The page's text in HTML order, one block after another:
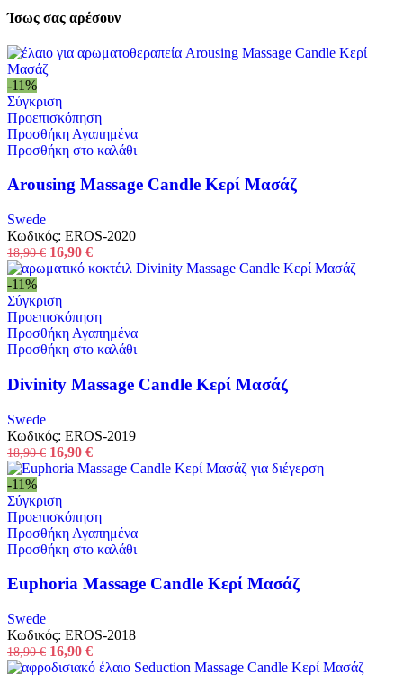
Ίσως σας αρέσουν
-11%
Σύγκριση
Προεπισκόπηση
Προσθήκη Αγαπημένα
Προσθήκη στο καλάθι
Arousing Massage Candle Κερί Μασάζ
Swede
Κωδικός: EROS-2020
18,90€ 16,90 €
-11%
Σύγκριση
Προεπισκόπηση
Προσθήκη Αγαπημένα
Προσθήκη στο καλάθι
Divinity Massage Candle Κερί Μασάζ
Swede
Κωδικός: EROS-2019
18,90€ 16,90 €
-11%
Σύγκριση
Προεπισκόπηση
Προσθήκη Αγαπημένα
Προσθήκη στο καλάθι
Euphoria Massage Candle Κερί Μασάζ
Swede
Κωδικός: EROS-2018
18,90€ 16,90 €